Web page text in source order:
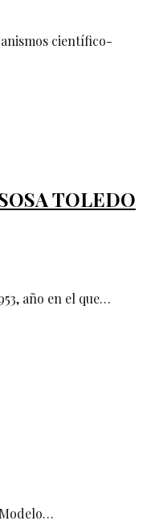
científico-
TOLEDO
año en el que…